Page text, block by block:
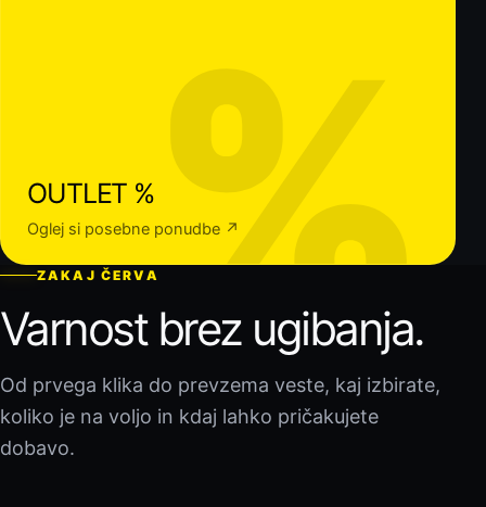
%
OUTLET %
Oglej si posebne ponudbe ↗
ZAKAJ ČERVA
Varnost brez ugibanja.
Od prvega klika do prevzema veste, kaj izbirate,
koliko je na voljo in kdaj lahko pričakujete
dobavo.